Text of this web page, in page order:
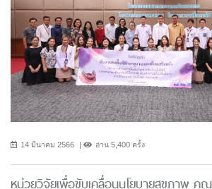
14 มีนาคม 2566 อ่าน 5,400 ครั้ง
หน่วยวิจัยเพื่อขับเคลื่อนนโยบายสุขภาพ ค